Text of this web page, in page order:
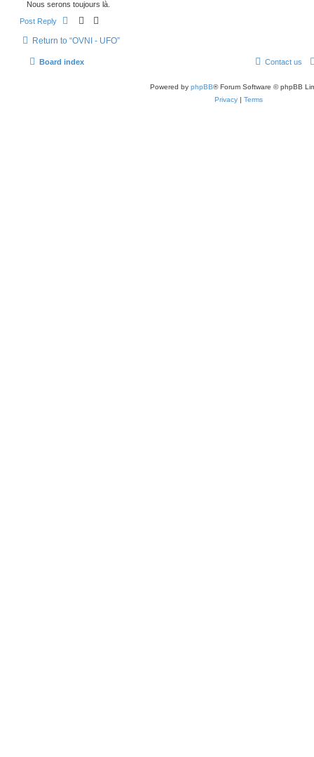
Nous serons toujours là.
Post Reply
Return to “OVNI - UFO”
Board index Contact us
Powered by phpBB® Forum Software © phpBB
Privacy | Terms